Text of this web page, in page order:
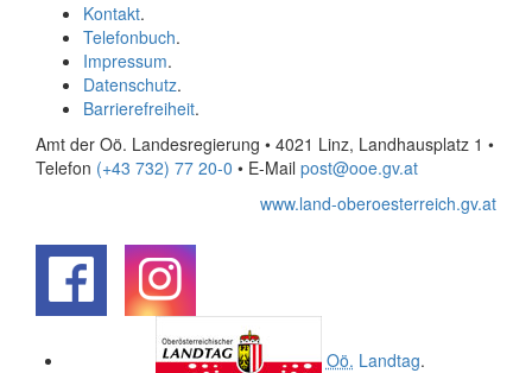
Kontakt.
Telefonbuch.
Impressum.
Datenschutz.
Barrierefreiheit.
Amt der Oö. Landesregierung • 4021 Linz, Landhausplatz 1 •
Telefon (+43 732) 77 20-0 • E-Mail post@ooe.gv.at
www.land-oberoesterreich.gv.at
Oö. Landtag.